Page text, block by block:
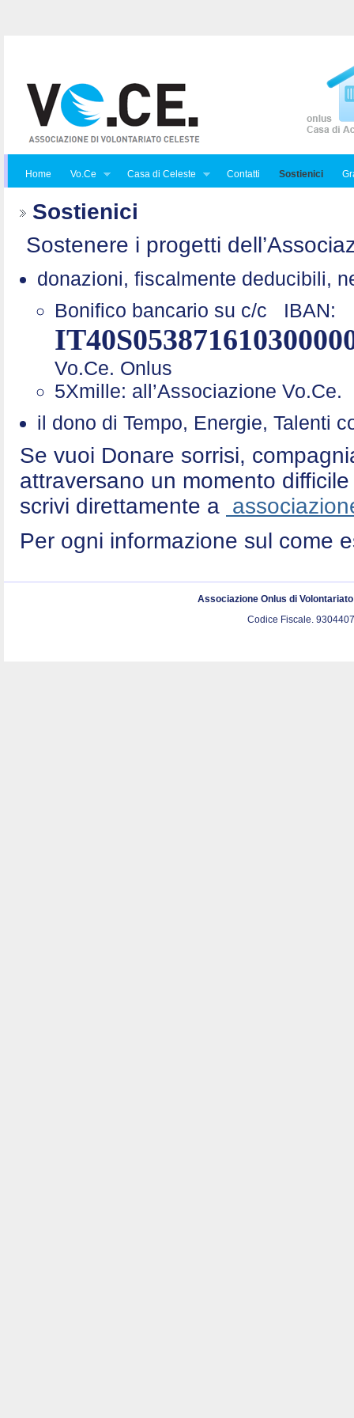
Home Vo.Ce Casa di Celeste Contatti Sostienici
Sostienici
Sostenere i progetti
donazioni, fiscalmente deducibili,
Bonifico bancario su c/c IBAN:
Vo.Ce. Onlus
5Xmille: all’Associazione
il dono di Tempo, Energie, Talenti
Se vuoi Donare sorrisi,
attraversano un momento
scrivi direttamente a
Per ogni informazione sul come
Associazione Onlus di
Codice Fiscale.